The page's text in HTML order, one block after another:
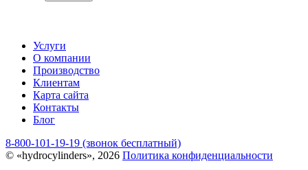
Услуги
О компании
Производство
Клиентам
Карта сайта
Контакты
Блог
8-800-101-19-19 (звонок бесплатный)
© «hydrocylinders», 2026 Политика конфиденциальности